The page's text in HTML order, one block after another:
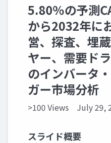
5.80%の予測
から2032年に
営、探査、埋
ヤー、需要ド
のインバータ
ガー市場分析
>100 Views July 29,
スライド概要